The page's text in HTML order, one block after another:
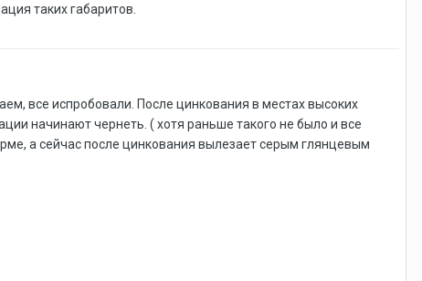
таких габаритов.
все испробовали. После цинкования в местах высоких
начинают чернеть. ( хотя раньше такого не было и все
а сейчас после цинкования вылезает серым глянцевым